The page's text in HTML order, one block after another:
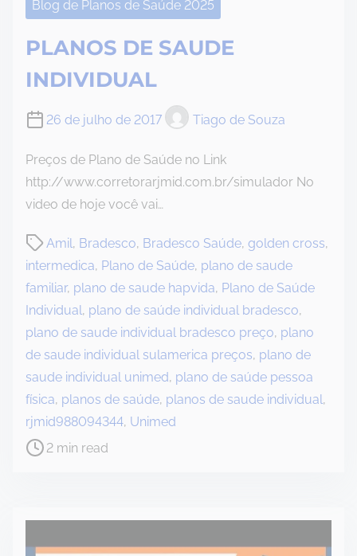
Blog de Planos de Saúde 2025
PLANOS DE SAUDE
INDIVIDUAL
26 de julho de 2017 Tiago de Souza
Preços de Plano de Saúde no Link
http://www.corretorarjmid.com.br/simulador No
video de hoje você vai…
Amil, Bradesco, Bradesco Saúde, golden cross,
intermedica, Plano de Saúde, plano de saude
familiar, plano de saude hapvida, Plano de Saúde
Individual, plano de saúde individual bradesco,
plano de saude individual bradesco preço, plano
de saude individual sulamerica preços, plano de
saude individual unimed, plano de saúde pessoa
física, planos de saúde, planos de saude individual,
rjmid988094344, Unimed
P
o
s
t
r
e
a
d
t
2 min read